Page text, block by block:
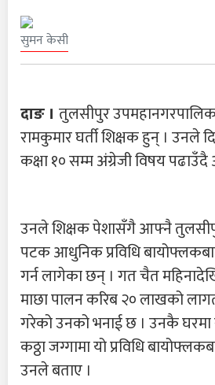
सुमन केसी
दाङ । तुलसीपुर
रामकुमार घर्ती शिक्षक हुन् । उनले
कक्षा १० सम्म अंग्रेजी विषय
उनले शिक्षक पेशासँगै आफ्नै
पटक आधुनिक प्रविधि
गर्न लागेका छन् । गत चैत
माछा पालन करिब २० लाखको
गरेको उनको भनाई छ । उनकै
कठ्ठा जग्गामा यो प्रविधि
उनले बताए ।